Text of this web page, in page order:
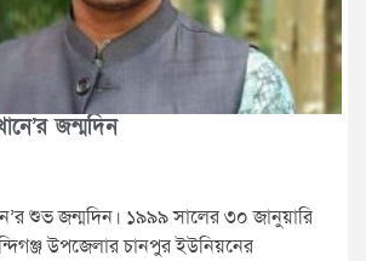
জন্মদিন
শুভ জন্মদিন। ১৯৯৯ সালের ৩০ জানুয়ারি
উপ‌জেলার চানপুর ইউ‌নিয়‌নের